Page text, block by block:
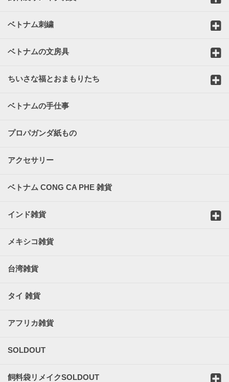
ベトナム刺繍
ベトナムの文房具
ちいさな福とおまもりたち
ベトナムの手仕事
プロパガンダ紙もの
アクセサリー
ベトナム CONG CA PHE 雑貨
インド雑貨
メキシコ雑貨
台湾雑貨
タイ 雑貨
アフリカ雑貨
SOLDOUT
飼料袋リメイクSOLDOUT